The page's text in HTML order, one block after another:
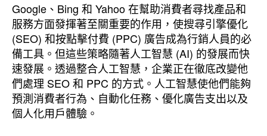
Google、Bing 和 Yahoo 在幫助消費者尋找產品和
服務方面發揮著至關重要的作用，使搜尋引擎優化
(SEO) 和按點擊付費 (PPC) 廣告成為行銷人員的必
備工具。但這些策略隨著人工智慧 (AI) 的發展而快
速發展。透過整合人工智慧，企業正在徹底改變他
們處理 SEO 和 PPC 的方式。人工智慧使他們能夠
預測消費者行為、自動化任務、優化廣告支出以及
個人化用戶體驗。